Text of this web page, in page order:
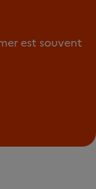
est souvent